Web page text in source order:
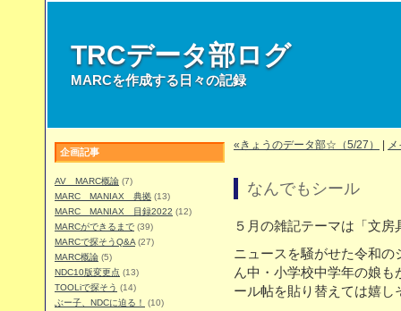
TRCデータ部ログ
MARCを作成する日々の記録
企画記事
AV MARC概論 (7)
MARC MANIAX 典拠 (13)
MARC MANIAX 目録2022 (12)
MARCができるまで (39)
MARCで探そうQ&A (27)
MARC概論 (5)
NDC10版変更点 (13)
TOOLiで探そう (14)
ぶー子、NDCに迫る！
(10)
«きょうのデータ部☆（5/27）
なんでもシール
５月の雑記テーマは「文房
ニュースを騒がせた令和
ん中・小学校中学年の娘
ール帖を貼り替えては嬉し